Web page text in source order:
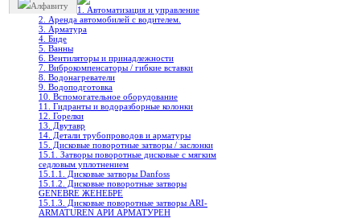
Алфавиту
1. Автоматизация и управление
2. Аренда автомобилей с водителем.
3. Арматура
4. Биде
5. Ванны
6. Вентиляторы и принадлежности
7. Виброкомпенсаторы / гибкие вставки
8. Водонагреватели
9. Водоподготовка
10. Вспомогательное оборудование
11. Гидранты и водоразборные колонки
12. Горелки
13. Двутавр
14. Детали трубопроводов и арматуры
15. Дисковые поворотные затворы / заслонки
15.1. Затворы поворотные дисковые с мягким
седловым уплотнением
15.1.1. Дисковые затворы Danfoss
15.1.2. Дисковые поворотныe затворы
GENEBRE ЖЕНЕБРЕ
15.1.3. Дисковые поворотные затворы ARI-
ARMATUREN АРИ АРМАТУРЕН